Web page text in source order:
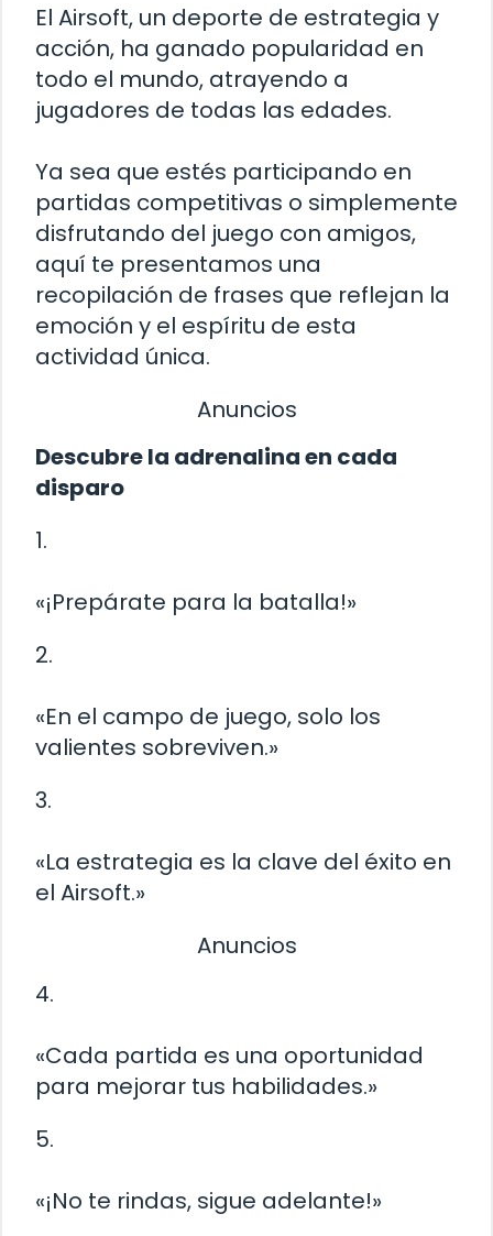
El Airsoft, un deporte de estrategia y
acción, ha ganado popularidad en
todo el mundo, atrayendo a
jugadores de todas las edades.
Ya sea que estés participando en
partidas competitivas o simplemente
disfrutando del juego con amigos,
aquí te presentamos una
recopilación de frases que reflejan la
emoción y el espíritu de esta
actividad única.
Anuncios
Descubre la adrenalina en cada
disparo
1.
«¡Prepárate para la batalla!»
2.
«En el campo de juego, solo los
valientes sobreviven.»
3.
«La estrategia es la clave del éxito en
el Airsoft.»
Anuncios
4.
«Cada partida es una oportunidad
para mejorar tus habilidades.»
5.
«¡No te rindas, sigue adelante!»